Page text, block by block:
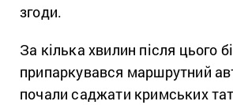
згоди.
За кілька хвилин після цього
припаркувався маршрутний
почали саджати кримських